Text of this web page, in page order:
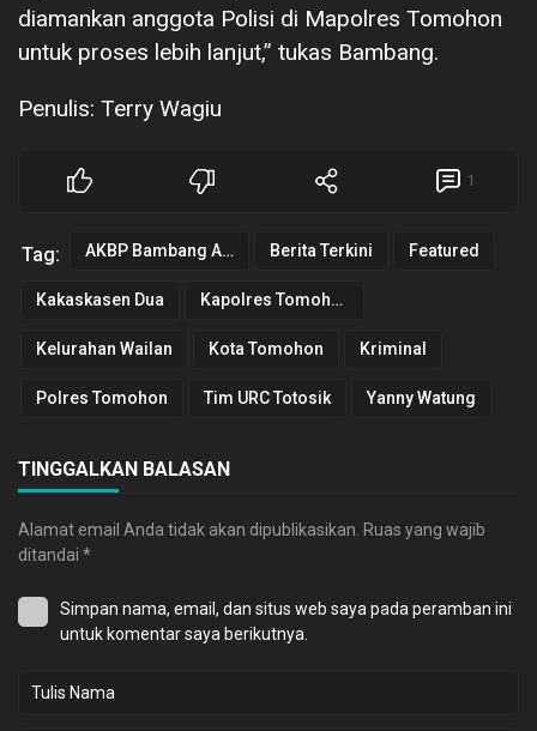
diamankan anggota Polisi di Mapolres Tomohon
untuk proses lebih lanjut,” tukas Bambang.
Penulis: Terry Wagiu
1
Tag: AKBP Bambang Ashari Gatot Berita Terkini Featured
Kakaskasen Dua Kapolres Tomohon
Kelurahan Wailan Kota Tomohon Kriminal
Polres Tomohon Tim URC Totosik Yanny Watung
TINGGALKAN BALASAN
Alamat email Anda tidak akan dipublikasikan. Ruas yang wajib
ditandai *
Simpan nama, email, dan situs web saya pada peramban ini
untuk komentar saya berikutnya.